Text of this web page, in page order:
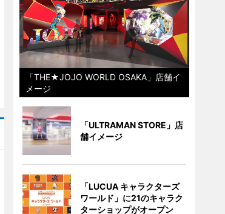
「THE★JOJO WORLD OSAKA」店舗イ
メージ
「ULTRAMAN STORE」店
舗イメージ
「LUCUA キャラクターズ
ワールド」に21のキャラク
ターショップがオープン